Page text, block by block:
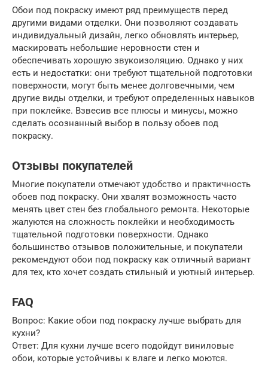
Обои под покраску имеют ряд преимуществ перед
другими видами отделки. Они позволяют создавать
индивидуальный дизайн, легко обновлять интерьер,
маскировать небольшие неровности стен и
обеспечивать хорошую звукоизоляцию. Однако у них
есть и недостатки: они требуют тщательной подготовки
поверхности, могут быть менее долговечными, чем
другие виды отделки, и требуют определенных навыков
при поклейке. Взвесив все плюсы и минусы, можно
сделать осознанный выбор в пользу обоев под
покраску.
Отзывы покупателей
Многие покупатели отмечают удобство и практичность
обоев под покраску. Они хвалят возможность часто
менять цвет стен без глобального ремонта. Некоторые
жалуются на сложность поклейки и необходимость
тщательной подготовки поверхности. Однако
большинство отзывов положительные, и покупатели
рекомендуют обои под покраску как отличный вариант
для тех, кто хочет создать стильный и уютный интерьер.
FAQ
Вопрос: Какие обои под покраску лучше выбрать для
кухни?
Ответ: Для кухни лучше всего подойдут виниловые
обои, которые устойчивы к влаге и легко моются.